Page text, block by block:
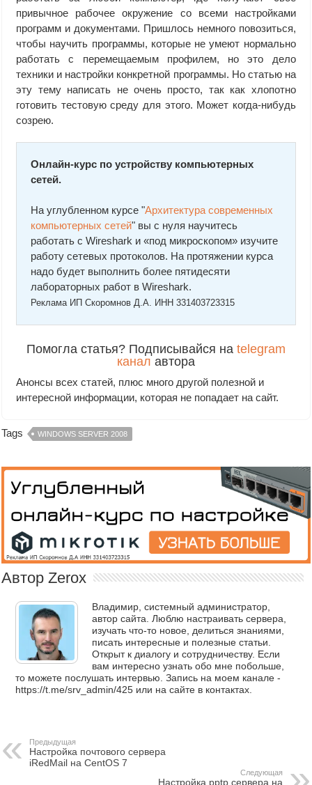
привычное рабочее окружение со всеми настройками
программ и документами. Пришлось немного повозиться,
чтобы научить программы, которые не умеют нормально
работать с перемещаемым профилем, но это дело
техники и настройки конкретной программы. Но статью на
эту тему написать не очень просто, так как хлопотно
готовить тестовую среду для этого. Может когда-нибудь
созрею.
Онлайн-курс по устройству компьютерных
сетей.
На углубленном курсе "Архитектура современных
компьютерных сетей" вы с нуля научитесь
работать с Wireshark и «под микроскопом» изучите
работу сетевых протоколов. На протяжении курса
надо будет выполнить более пятидесяти
лабораторных работ в Wireshark.
Реклама ИП Скоромнов Д.А. ИНН 331403723315
Помогла статья? Подписывайся на telegram
канал автора
Анонсы всех статей, плюс много другой полезной и
интересной информации, которая не попадает на сайт.
Tags WINDOWS SERVER 2008
Автор Zerox
Владимир, системный администратор,
автор сайта. Люблю настраивать сервера,
изучать что-то новое, делиться знаниями,
писать интересные и полезные статьи.
Открыт к диалогу и сотрудничеству. Если
вам интересно узнать обо мне побольше,
то можете послушать интервью. Запись на моем канале -
https://t.me/srv_admin/425 или на сайте в контактах.
Предыдущая
Настройка почтового сервера
iRedMail на CentOS 7
Следующая
Настройка pptp сервера на